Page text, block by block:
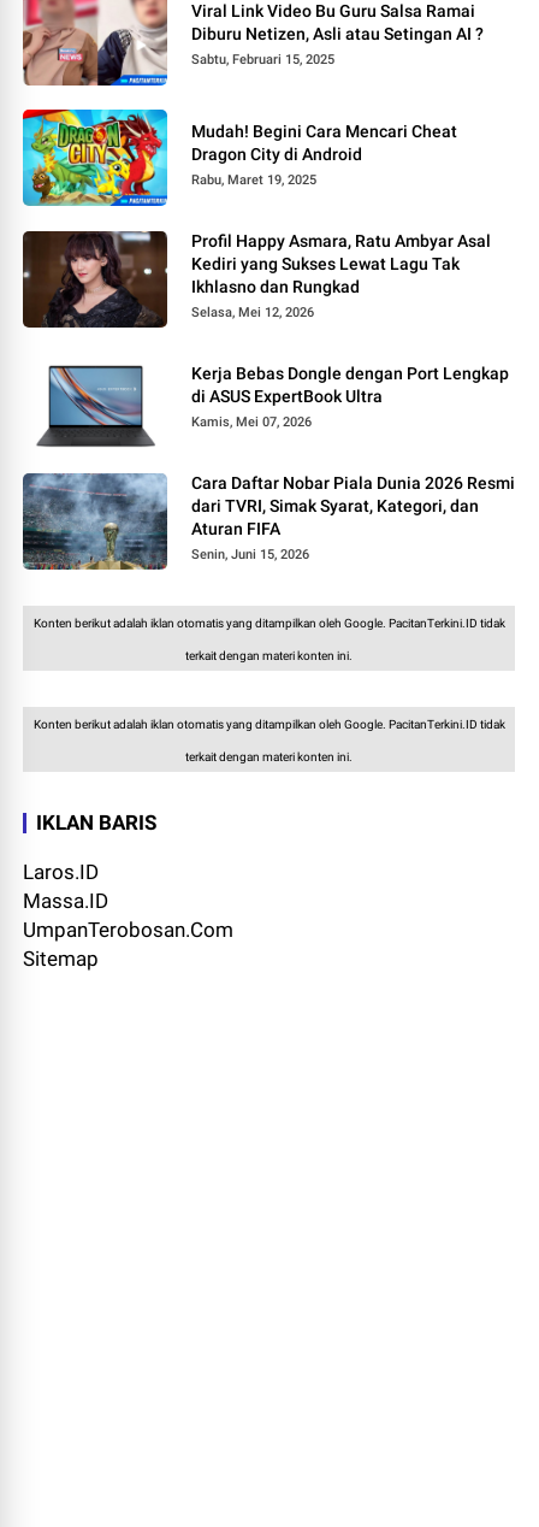
Viral Link Video Bu Guru Salsa Ramai
Diburu Netizen, Asli atau Setingan AI ?
Sabtu, Februari 15, 2025
Mudah! Begini Cara Mencari Cheat
Dragon City di Android
Rabu, Maret 19, 2025
Profil Happy Asmara, Ratu Ambyar Asal
Kediri yang Sukses Lewat Lagu Tak
Ikhlasno dan Rungkad
Selasa, Mei 12, 2026
Kerja Bebas Dongle dengan Port Lengkap
di ASUS ExpertBook Ultra
Kamis, Mei 07, 2026
Cara Daftar Nobar Piala Dunia 2026 Resmi
dari TVRI, Simak Syarat, Kategori, dan
Aturan FIFA
Senin, Juni 15, 2026
Konten berikut adalah iklan otomatis yang ditampilkan oleh Google. PacitanTerkini.ID tidak
terkait dengan materi konten ini.
Konten berikut adalah iklan otomatis yang ditampilkan oleh Google. PacitanTerkini.ID tidak
terkait dengan materi konten ini.
IKLAN BARIS
Laros.ID
Massa.ID
UmpanTerobosan.Com
Sitemap